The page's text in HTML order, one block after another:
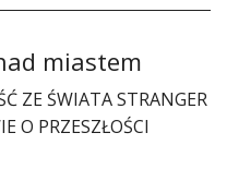
miastem
ZE ŚWIATA STRANGER
O PRZESZŁOŚCI